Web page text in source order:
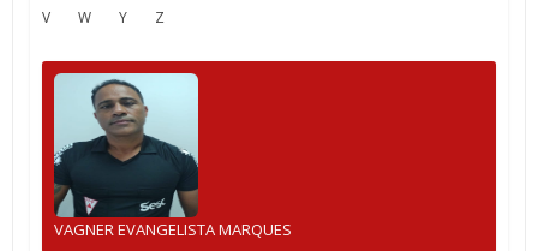
V
W Y Z
VAGNER EVANGELISTA MARQUES